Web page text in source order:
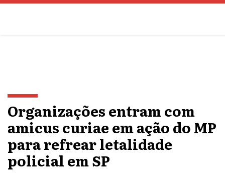
Organizações entram com
amicus curiae em ação do MP
para refrear letalidade
policial em SP